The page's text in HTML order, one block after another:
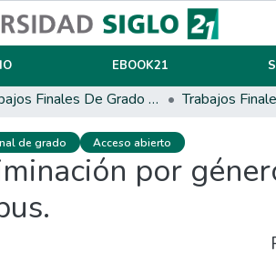
EBOOK21
Trabajos Finales De Grado Y Posgrado Trabajos
de grado Acceso abierto
por